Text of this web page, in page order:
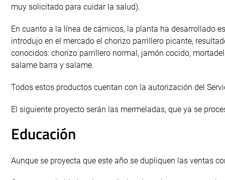
muy solicitado para cuidar la salud).
En cuanto a la línea de cárnicos, la planta ha desarrollado
introdujo en el mercado el chorizo parrillero picante,
conocidos: chorizo parrillero normal, jamón cocido,
salame barra y salame.
Todos estos productos cuentan con la autorización del
El siguiente proyecto serán las mermeladas, que ya se
Educación
Aunque se proyecta que este año se dupliquen las ventas